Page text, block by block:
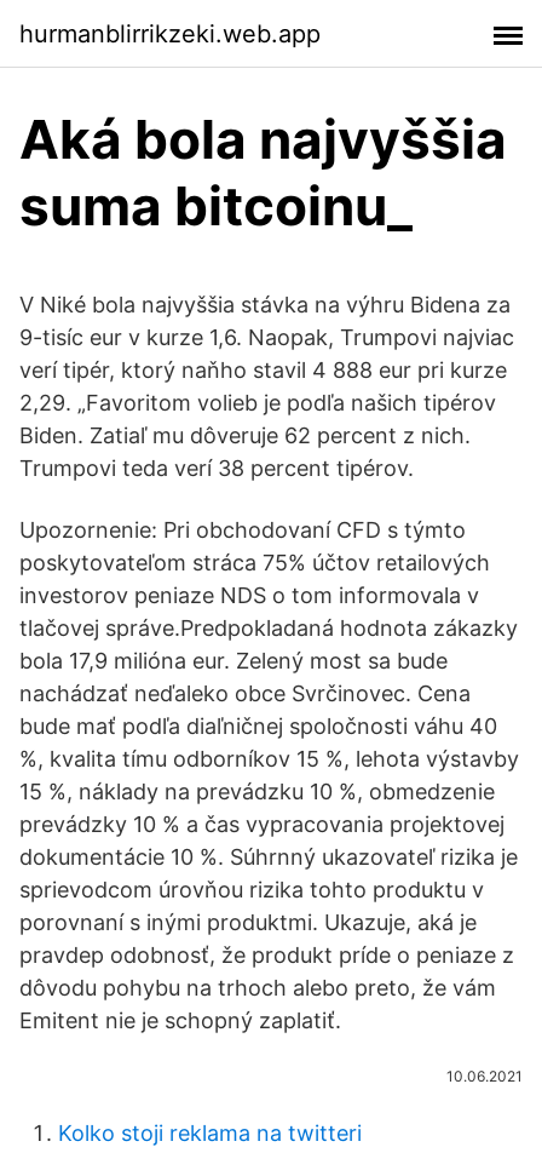
hurmanblirrikzeki.web.app
Aká bola najvyššia
suma bitcoinu_
V Niké bola najvyššia stávka na výhru Bidena za
9-tisíc eur v kurze 1,6. Naopak, Trumpovi najviac
verí tipér, ktorý naňho stavil 4 888 eur pri kurze
2,29. „Favoritom volieb je podľa našich tipérov
Biden. Zatiaľ mu dôveruje 62 percent z nich.
Trumpovi teda verí 38 percent tipérov.
Upozornenie: Pri obchodovaní CFD s týmto
poskytovateľom stráca 75% účtov retailových
investorov peniaze NDS o tom informovala v
tlačovej správe.Predpokladaná hodnota zákazky
bola 17,9 milióna eur. Zelený most sa bude
nachádzať neďaleko obce Svrčinovec. Cena
bude mať podľa diaľničnej spoločnosti váhu 40
%, kvalita tímu odborníkov 15 %, lehota výstavby
15 %, náklady na prevádzku 10 %, obmedzenie
prevádzky 10 % a čas vypracovania projektovej
dokumentácie 10 %. Súhrnný ukazovateľ rizika je
sprievodcom úrovňou rizika tohto produktu v
porovnaní s inými produktmi. Ukazuje, aká je
pravdep odobnosť, že produkt príde o peniaze z
dôvodu pohybu na trhoch alebo preto, že vám
Emitent nie je schopný zaplatiť.
10.06.2021
Kolko stoji reklama na twitteri